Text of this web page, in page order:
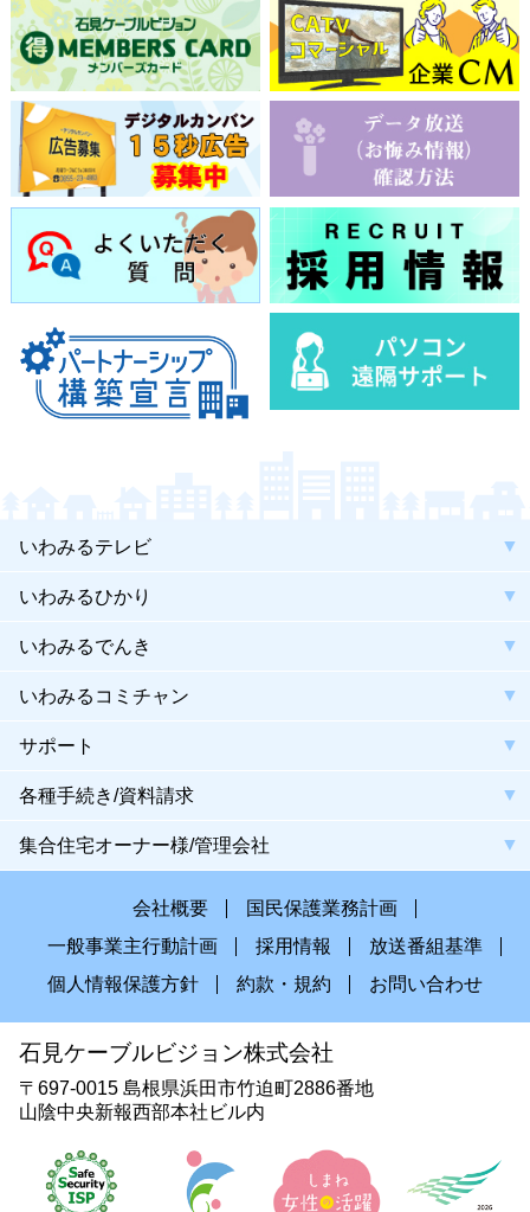
いわみるテレビ
いわみるひかり
いわみるでんき
いわみるコミチャン
サポート
各種手続き/資料請求
集合住宅オーナー様/管理会社
会社概要
国民保護業務計画
一般事業主行動計画
採用情報
放送番組基準
個人情報保護方針
約款・規約 お問い合わせ
石見ケーブルビジョン株式会社
〒697-0015 島根県浜田市竹迫町2886番地
山陰中央新報西部本社ビル内